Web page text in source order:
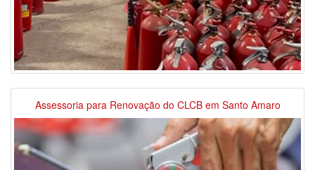
Assessoria para Renovação do CLCB em Santo Amaro